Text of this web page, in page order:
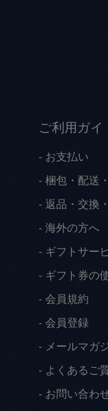
ご利用ガイ
お支払い
梱包・配送
返品・交換
海外の方へ
ギフトサー
ギフト券の
会員規約
会員登録
メールマガ
よくあるご
お問い合わ